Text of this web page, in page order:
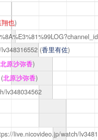
也)
(香里有佐)
北原沙弥香)
(北原沙弥香)
lv348034562
live.nicovideo.jp/watch/